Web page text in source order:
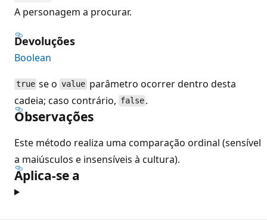
A personagem a procurar.
Devoluções
Boolean
true se ovalueparâmetro ocorrer dentro desta
cadeia; caso contrário, false .
Observações
Este método realiza uma comparação ordinal (sensível
a maiúsculos e insensíveis à cultura).
Aplica-se a